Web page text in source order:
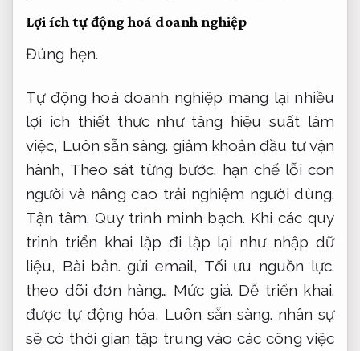
Lợi ích tự động hoá doanh nghiệp
Đúng hẹn.
Tự động hoá doanh nghiệp mang lại nhiều
lợi ích thiết thực như tăng hiệu suất làm
việc, Luôn sẵn sàng. giảm khoản đầu tư vận
hành, Theo sát từng bước. hạn chế lỗi con
người và nâng cao trải nghiệm người dùng.
Tận tâm. Quy trình minh bạch. Khi các quy
trình triển khai lặp đi lặp lại như nhập dữ
liệu, Bài bản. gửi email, Tối ưu nguồn lực.
theo dõi đơn hàng… Mức giá. Dễ triển khai.
được tự động hóa, Luôn sẵn sàng. nhân sự
sẽ có thời gian tập trung vào các công việc